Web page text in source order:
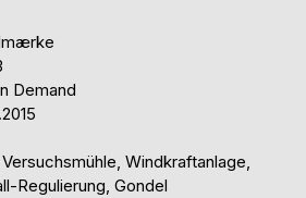
Demand
Windkraftanlage,
Regulierung, Gondel